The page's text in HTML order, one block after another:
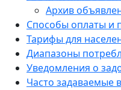
Архив
Способы оплаты и
Тарифы для
Диапазоны
Уведомления о
Часто задаваемые